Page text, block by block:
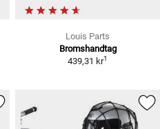
Louis Parts
Bromshandtag
439,31 kr1